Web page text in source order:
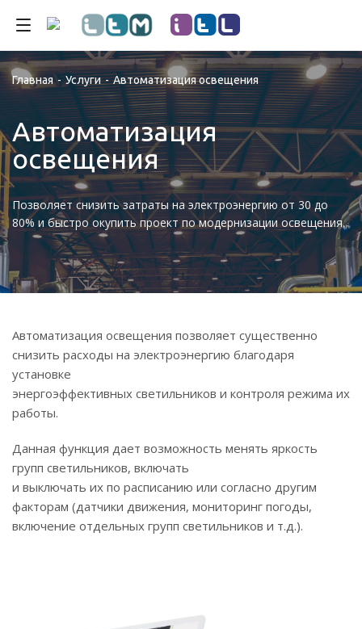
Главная - Услуги - Автоматизация освещения
Автоматизация
освещения
Позволяет снизить затраты на электроэнергию от 30 до
80% и быстро окупить проект по модернизации освещения.
Автоматизация освещения позволяет существенно
снизить расходы на электроэнергию благодаря
установке
энергоэффективных светильников и контроля режима их
работы.
Данная функция дает возможность менять яркость
групп светильников, включать
и выключать их по расписанию или согласно другим
факторам (датчики движения, мониторинг погоды,
включение отдельных групп светильников и т.д.).